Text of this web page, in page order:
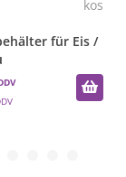
kos
für Eis /